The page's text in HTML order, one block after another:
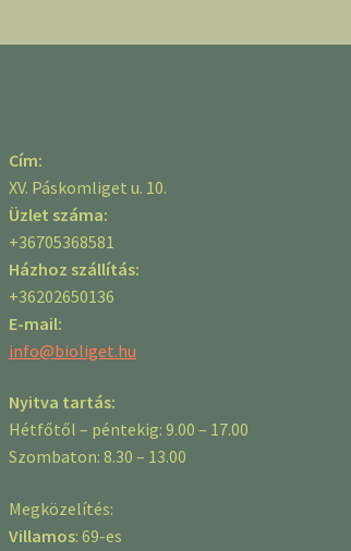
Cím:
XV. Páskomliget u. 10.
Üzlet száma:
+36705368581
Házhoz szállítás:
+36202650136
E-mail:
info@bioliget.hu
Nyitva tartás:
Hétfőtől – péntekig: 9.00 – 17.00
Szombaton: 8.30 – 13.00
Megközelítés:
Villamos: 69-es